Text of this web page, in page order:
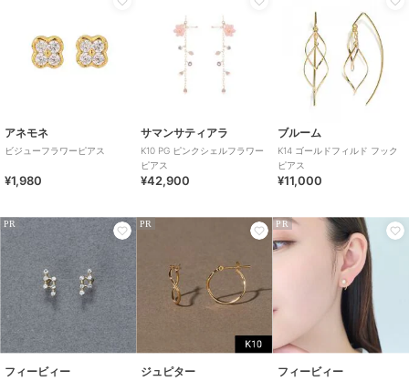
アネモネ
ビジューフラワーピアス
¥1,980
サマンサティアラ
K10 PG ピンクシェルフラワー
ピアス
¥42,900
ブルーム
K14 ゴールドフィルド フック
ピアス
¥11,000
PR
フィービィー
PR
ジュピター
PR
フィービィー